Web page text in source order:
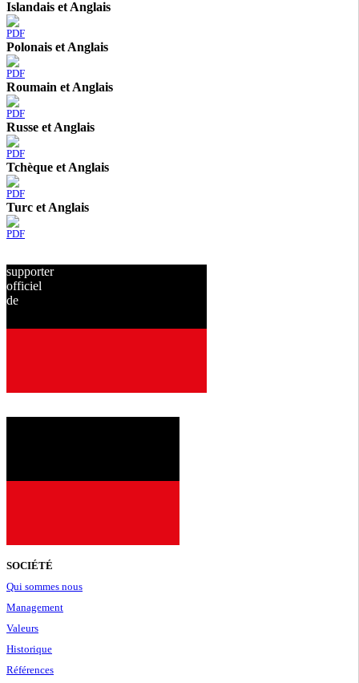
Islandais et Anglais
PDF
Polonais et Anglais
PDF
Roumain et Anglais
PDF
Russe et Anglais
PDF
Tchèque et Anglais
PDF
Turc et Anglais
PDF
supporter
officiel
de
SOCIÉTÉ
Qui sommes nous
Management
Valeurs
Historique
Références